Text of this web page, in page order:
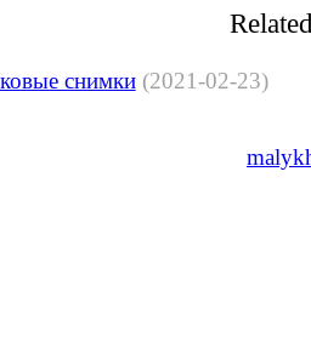
снимки (2021-02-23)